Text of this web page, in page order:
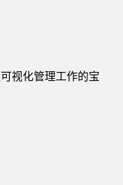
视化管理工作的宝